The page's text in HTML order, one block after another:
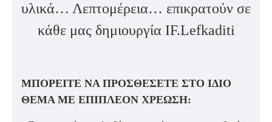
υλικά… Λεπτομέρεια… επικρατούν σε
κάθε μας δημιουργία IF.Lefkaditi
ΜΠΟΡΕΙΤΕ ΝΑ ΠΡΟΣΘΕΣΕΤΕ ΣΤΟ ΙΔΙΟ
ΘΕΜΑ ΜΕ ΕΠΙΠΛΕΟΝ ΧΡΕΩΣΗ: